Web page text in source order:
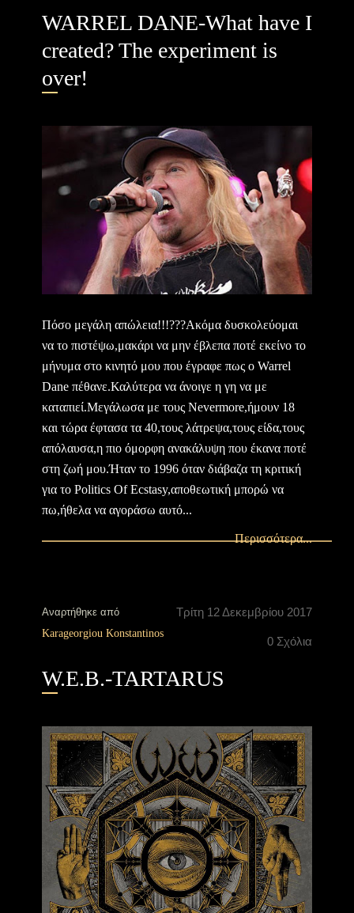
WARREL DANE-What have I
created? The experiment is
over!
Πόσο μεγάλη απώλεια!!!???Ακόμα δυσκολεύομαι
να το πιστέψω,μακάρι να μην έβλεπα ποτέ εκείνο το
μήνυμα στο κινητό μου που έγραφε πως ο Warrel
Dane πέθανε.Καλύτερα να άνοιγε η γη να με
καταπιεί.Μεγάλωσα με τους Nevermore,ήμουν 18
και τώρα έφτασα τα 40,τους λάτρεψα,τους είδα,τους
απόλαυσα,η πιο όμορφη ανακάλυψη που έκανα ποτέ
στη ζωή μου.Ήταν το 1996 όταν διάβαζα τη κριτική
για το Politics Of Ecstasy,αποθεωτική μπορώ να
πω,ήθελα να αγοράσω αυτό...
Περισσότερα...
Τρίτη 12 Δεκεμβρίου 2017
0 Σχόλια
Αναρτήθηκε από
Karageorgiou Konstantinos
W.E.B.-TARTARUS